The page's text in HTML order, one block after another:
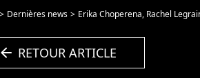
Dernières news Erika Choperena, Rachel
arrow_left RETOUR ARTICLE